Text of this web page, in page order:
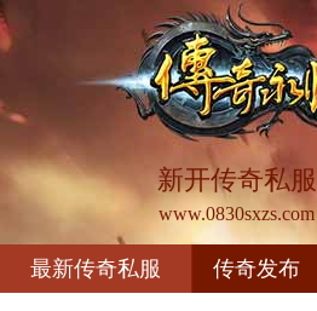
新开传奇私服
www.0830sxzs.com
最新传奇私服 传奇发布